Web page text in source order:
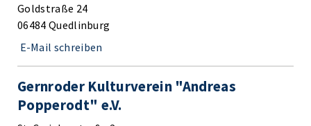
Goldstraße 24
06484 Quedlinburg
E-Mail schreiben
Gernroder Kulturverein "Andreas
Popperodt" e.V.